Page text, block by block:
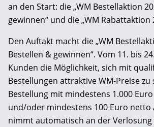
an den Start: die „WM Bestellaktion
gewinnen“ und die „WM Rabattaktion
Den Auftakt macht die „WM
Bestellen & gewinnen“. Vom 11. bis
Kunden die Möglichkeit, sich mit
Bestellungen attraktive WM-Preise zu
Bestellung mit mindestens 1.000
und/oder mindestens 100 Euro netto
nimmt automatisch an der Verlosung